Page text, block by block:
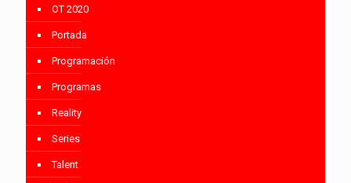
OT 2020
Portada
Programación
Programas
Reality
Series
Talent